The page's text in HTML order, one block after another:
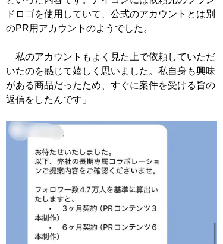
ドロゴを使用していて、公式のアカウントとは別
のPR用アカウントのようでした。
私のアカウントもよく見た上で依頼していただ
いたのを感じて嬉しく思いました。私自身も興味
がある商品だったため、すぐに案件を受ける旨の
返信をしたんです」